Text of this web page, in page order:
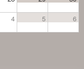
4 5 6